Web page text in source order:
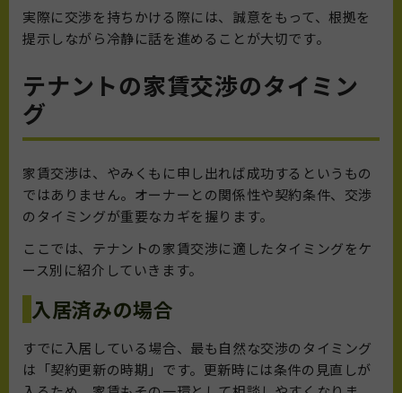
実際に交渉を持ちかける際には、誠意をもって、根拠を
提示しながら冷静に話を進めることが大切です。
テナントの家賃交渉のタイミン
グ
家賃交渉は、やみくもに申し出れば成功するというもの
ではありません。オーナーとの関係性や契約条件、交渉
のタイミングが重要なカギを握ります。
ここでは、テナントの家賃交渉に適したタイミングをケ
ース別に紹介していきます。
入居済みの場合
すでに入居している場合、最も自然な交渉のタイミング
は「契約更新の時期」です。更新時には条件の見直しが